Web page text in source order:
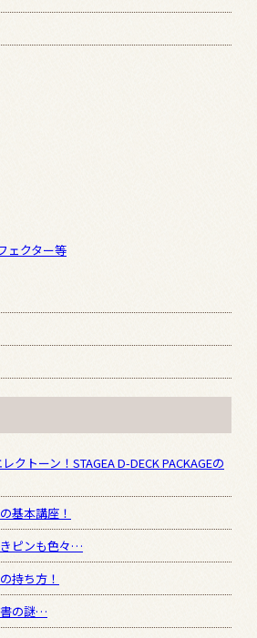
ェクター等
クトーン！STAGEA D-DECK PACKAGEの
基本講座！
ピンも色々…
持ち方！
の謎…